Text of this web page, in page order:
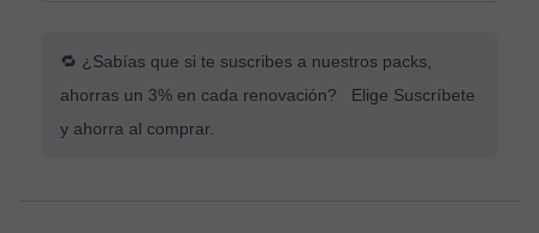
🔁 ¿Sabías que si te suscribes a nuestros packs,
ahorras un 3% en cada renovación? Elige Suscríbete
y ahorra al comprar.